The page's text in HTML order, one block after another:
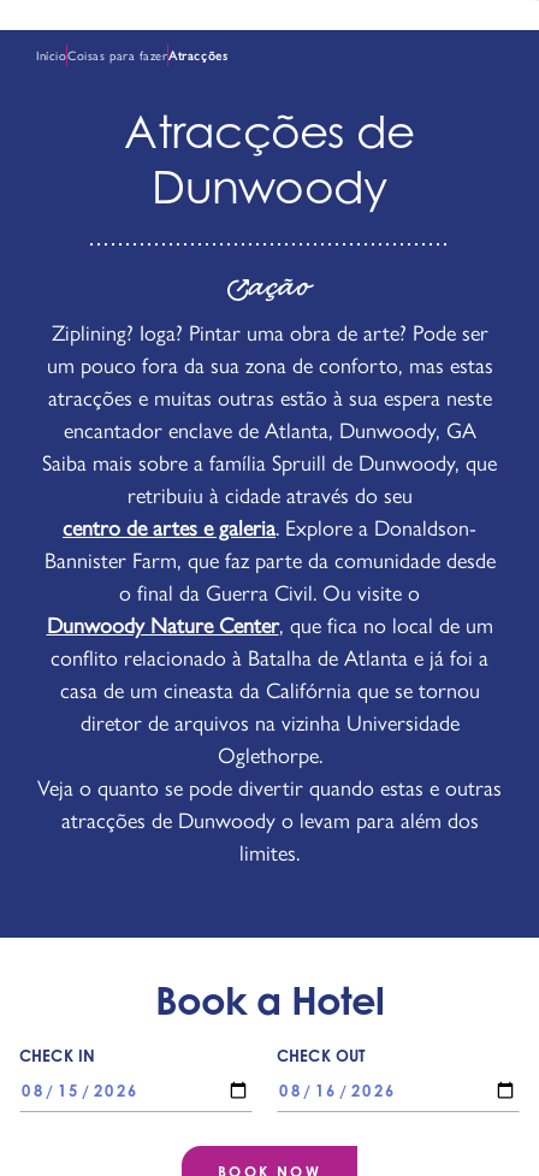
InícioCoisas para fazerAtracções
Atracções de
Dunwoody
ação
Ziplining? Ioga? Pintar uma obra de arte? Pode ser
um pouco fora da sua zona de conforto, mas estas
atracções e muitas outras estão à sua espera neste
encantador enclave de Atlanta, Dunwoody, GA
Saiba mais sobre a família Spruill de Dunwoody, que
retribuiu à cidade através do seu
centro de artes e galeria. Explore a Donaldson-
Bannister Farm, que faz parte da comunidade desde
o final da Guerra Civil. Ou visite o
Dunwoody Nature Center, que fica no local de um
conflito relacionado à Batalha de Atlanta e já foi a
casa de um cineasta da Califórnia que se tornou
diretor de arquivos na vizinha Universidade
Oglethorpe.
Veja o quanto se pode divertir quando estas e outras
atracções de Dunwoody o levam para além dos
limites.
Book a Hotel
CHECK IN CHECK OUT